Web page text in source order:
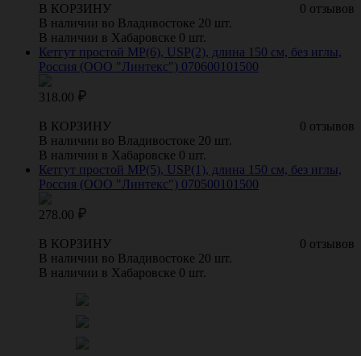
0 отзывов
В КОРЗИНУ
В наличии во Владивостоке 20 шт.
В наличии в Хабаровске 0 шт.
Кетгут простой МР(6), USP(2), длина 150 см, без иглы,
Россия (ООО "Линтекс") 070600101500
318.00
0 отзывов
В КОРЗИНУ
В наличии во Владивостоке 20 шт.
В наличии в Хабаровске 0 шт.
Кетгут простой МР(5), USP(1), длина 150 см, без иглы,
Россия (ООО "Линтекс") 070500101500
278.00
0 отзывов
В КОРЗИНУ
В наличии во Владивостоке 20 шт.
В наличии в Хабаровске 0 шт.